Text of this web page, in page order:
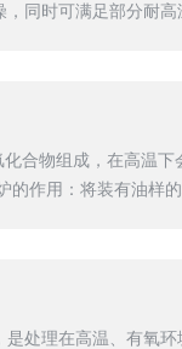
同时可满足部分耐高
合物组成，在高温
作用：将装有油样的
处理在高温、有氧